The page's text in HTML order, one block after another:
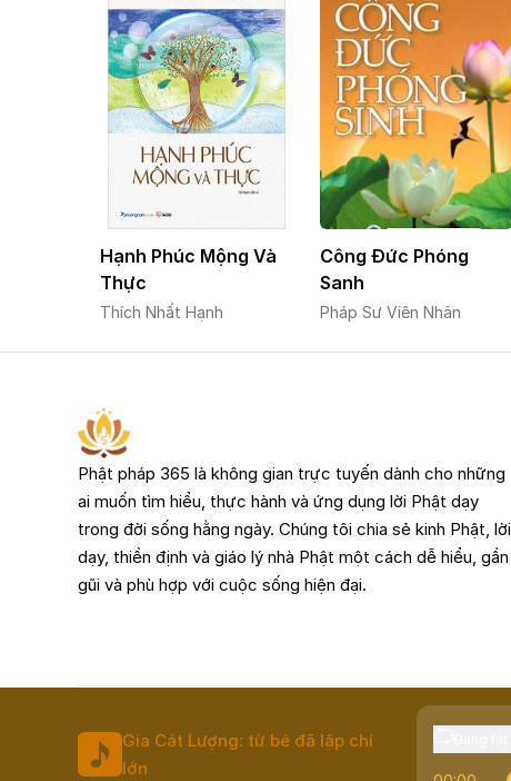
Gia Cát Lượng: từ bé đã lập chí
lớn
Hạnh Phúc Mộng Và
Thực
Thích Nhất Hạnh
Công Đức Phóng
Sanh
Pháp Sư Viên Nhân
Phật pháp 365 là không gian trực tuyến dành cho những
ai muốn tìm hiểu, thực hành và ứng dụng lời Phật dạy
trong đời sống hằng ngày. Chúng tôi chia sẻ kinh Phật, lời
dạy, thiền định và giáo lý nhà Phật một cách dễ hiểu, gần
gũi và phù hợp với cuộc sống hiện đại.
© 2025, Phật Pháp 365. All Rights Reserved.